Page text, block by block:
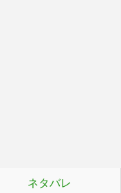
ネタバレ